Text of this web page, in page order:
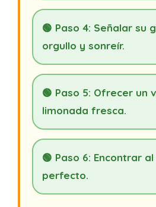
🟢 Paso 4: Señalar su
orgullo y sonreír.
🟢 Paso 5: Ofrecer un
limonada fresca.
🟢 Paso 6: Encontrar
perfecto.